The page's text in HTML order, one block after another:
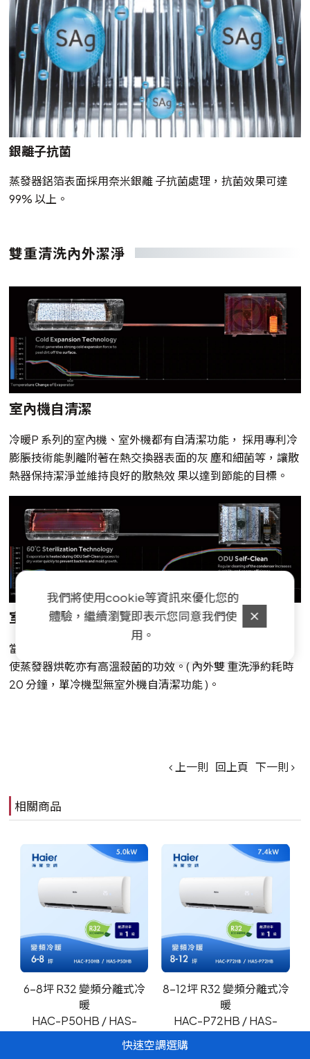
銀離子抗菌
蒸發器鋁箔表面採用奈米銀離 子抗菌處理，抗菌效果可達
99% 以上。
雙重清洗內外潔淨
室內機自清潔
冷暖P 系列的室內機、室外機都有自清潔功能， 採用專利冷
膨脹技術能剝離附著在熱交換器表面的灰 塵和細菌等，讓散
熱器保持潔淨並維持良好的散熱效 果以達到節能的目標。
室外機自清潔
當室外機進行自清潔動作時室內機溫度可達56℃， 高溫能
使蒸發器烘乾亦有高溫殺菌的功效。( 內外雙 重洗淨約耗時
20 分鐘，單冷機型無室外機自清潔功能 )。
上一則 回上頁 下一則
相關商品
6-8坪 R32 變頻分離式冷
暖
HAC-P50HB / HAS-
P50HB
8-12坪 R32 變頻分離式冷
暖
HAC-P72HB / HAS-
P72HB
快速空調選購
我們將使用cookie等資訊來優化您的
體驗，繼續瀏覽即表示您同意我們使
用。